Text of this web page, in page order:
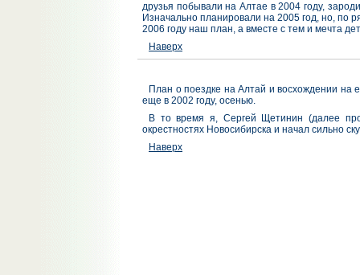
друзья побывали на Алтае в 2004 году,
Изначально планировали на 2005 год, но, по
2006 году наш план, а вместе с тем и мечта
Наверх
План о поездке на Алтай и восхождении на
еще в 2002 году, осенью.
В то время я, Сергей Щетинин (далее
окрестностях Новосибирска и начал сильно
Наверх